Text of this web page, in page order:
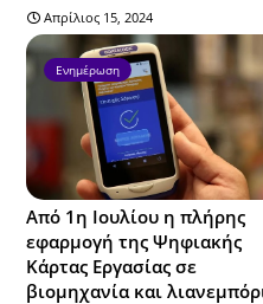
Απρίλιος 15, 2024
Ενημέρωση
Από 1η Ιουλίου η πλήρης
εφαρμογή της Ψηφιακής
Κάρτας Εργασίας σε
βιομηχανία και